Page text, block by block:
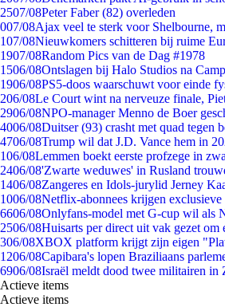
2507/08Peter Faber (82) overleden
007/08Ajax veel te sterk voor Shelbourne,
107/08Nieuwkomers schitteren bij ruime
1907/08Random Pics van de Dag #1978
1506/08Ontslagen bij Halo Studios na
1906/08PS5-doos waarschuwt voor einde
206/08Le Court wint na nerveuze finale,
2906/08NPO-manager Menno de Boer
4006/08Duitser (93) crasht met quad tegen
4706/08Trump wil dat J.D. Vance hem in
106/08Lemmen boekt eerste profzege in
2406/08'Zwarte weduwes' in Rusland
1406/08Zangeres en Idols-jurylid Jerney
1006/08Netflix-abonnees krijgen
6606/08Onlyfans-model met G-cup wil als
2506/08Huisarts per direct uit vak gezet
306/08XBOX platform krijgt zijn eigen
1206/08Capibara's lopen Braziliaans
6906/08Israël meldt dood twee militairen
Actieve items
Actieve items